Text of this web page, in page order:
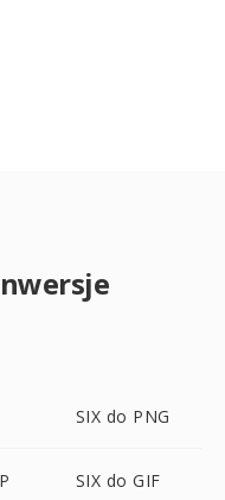
SIX do PNG
SIX do GIF